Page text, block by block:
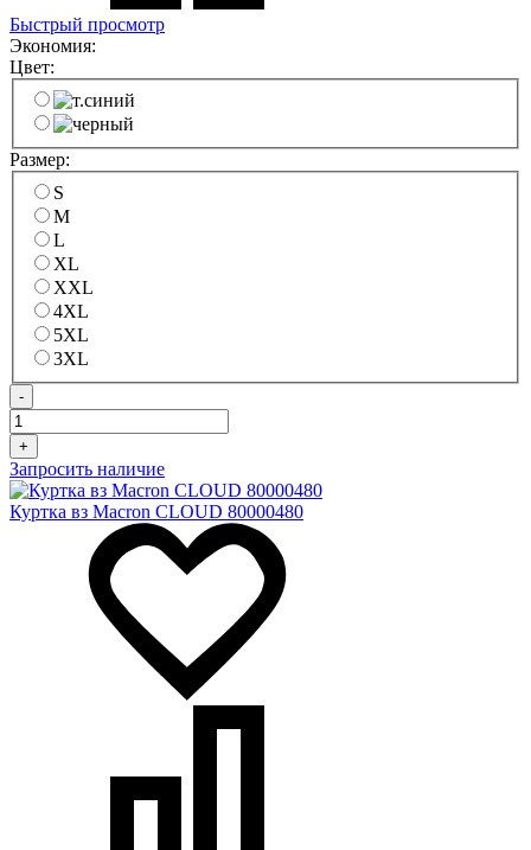
Быстрый просмотр
Экономия:
Цвет:
Размер:
S
M
L
XL
XXL
4XL
5XL
3XL
-
+
Запросить наличие
Куртка вз Macron CLOUD 80000480